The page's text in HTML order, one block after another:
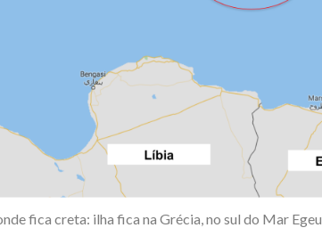
fica creta: ilha fica na Grécia, no sul do Mar Egeu